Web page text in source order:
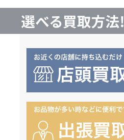
選べる買取方法!